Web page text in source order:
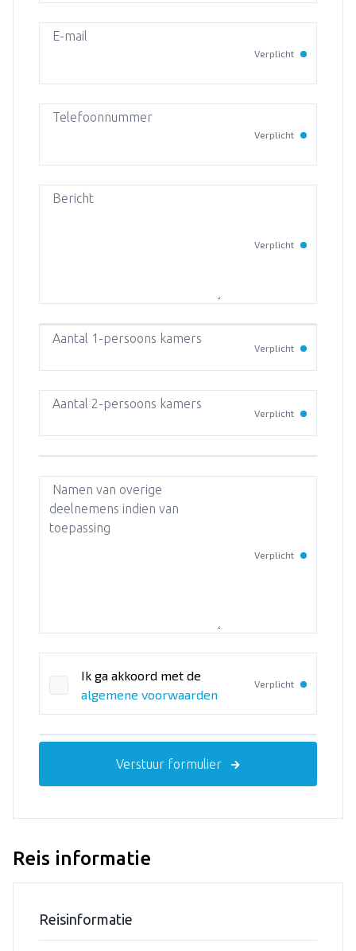
E-mail
Verplicht
Telefoonnummer
Verplicht
Bericht
Verplicht
Aantal 1-persoons kamers
Verplicht
Aantal 2-persoons kamers
Verplicht
Namen van overige
deelnemens indien van
toepassing
Verplicht
Ik ga akkoord met de
algemene voorwaarden
Verplicht
Verstuur formulier
Reis informatie
Reisinformatie